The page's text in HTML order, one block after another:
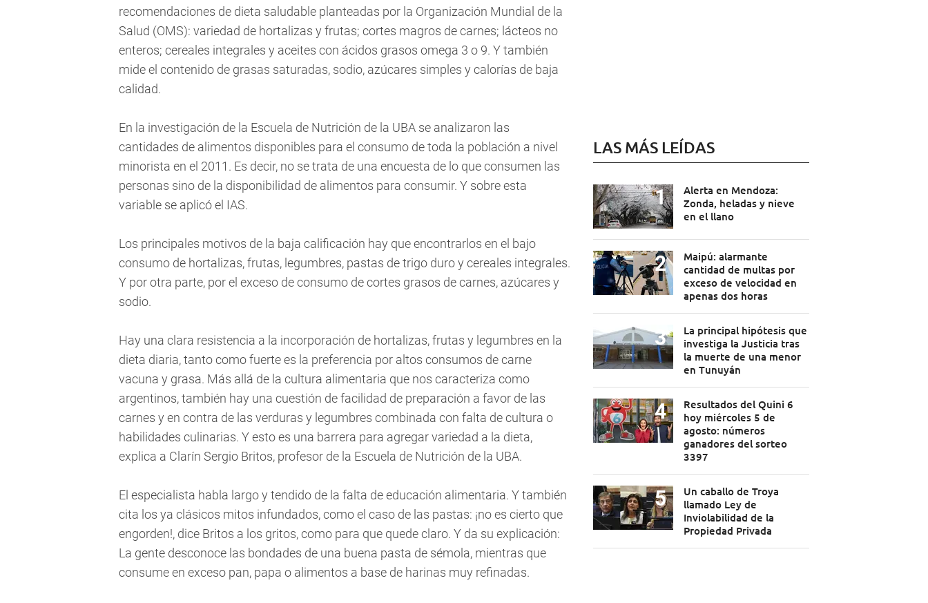
recomendaciones de dieta saludable planteadas por la Organización Mundial de la
Salud (OMS): variedad de hortalizas y frutas; cortes magros de carnes; lácteos no
enteros; cereales integrales y aceites con ácidos grasos omega 3 o 9. Y también
mide el contenido de grasas saturadas, sodio, azúcares simples y calorías de baja
calidad.
En la investigación de la Escuela de Nutrición de la UBA se analizaron las
cantidades de alimentos disponibles para el consumo de toda la población a nivel
minorista en el 2011. Es decir, no se trata de una encuesta de lo que consumen las
personas sino de la disponibilidad de alimentos para consumir. Y sobre esta
variable se aplicó el IAS.
Los principales motivos de la baja calificación hay que encontrarlos en el bajo
consumo de hortalizas, frutas, legumbres, pastas de trigo duro y cereales integrales.
Y por otra parte, por el exceso de consumo de cortes grasos de carnes, azúcares y
sodio.
Hay una clara resistencia a la incorporación de hortalizas, frutas y legumbres en la
dieta diaria, tanto como fuerte es la preferencia por altos consumos de carne
vacuna y grasa. Más allá de la cultura alimentaria que nos caracteriza como
argentinos, también hay una cuestión de facilidad de preparación a favor de las
carnes y en contra de las verduras y legumbres combinada con falta de cultura o
habilidades culinarias. Y esto es una barrera para agregar variedad a la dieta,
explica a Clarín Sergio Britos, profesor de la Escuela de Nutrición de la UBA.
El especialista habla largo y tendido de la falta de educación alimentaria. Y también
cita los ya clásicos mitos infundados, como el caso de las pastas: ¡no es cierto que
engorden!, dice Britos a los gritos, como para que quede claro. Y da su explicación:
La gente desconoce las bondades de una buena pasta de sémola, mientras que
consume en exceso pan, papa o alimentos a base de harinas muy refinadas.
LAS MÁS LEÍDAS
Alerta en Mendoza:
Zonda, heladas y nieve
en el llano
Maipú: alarmante
cantidad de multas por
exceso de velocidad en
apenas dos horas
La principal hipótesis que
investiga la Justicia tras
la muerte de una menor
en Tunuyán
Resultados del Quini 6
hoy miércoles 5 de
agosto: números
ganadores del sorteo
3397
Un caballo de Troya
llamado Ley de
Inviolabilidad de la
Propiedad Privada